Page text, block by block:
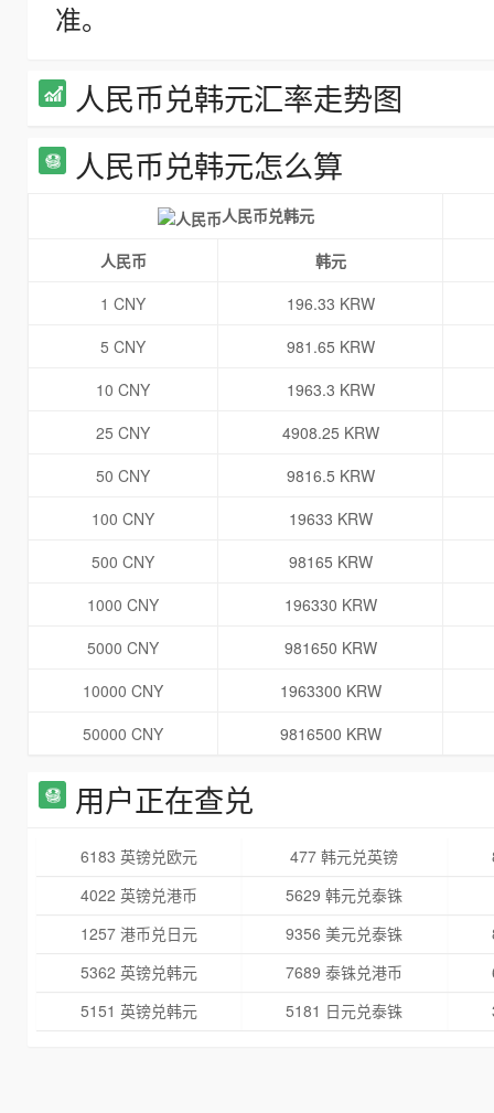
准。
人民币兑韩元汇率走势图
人民币兑韩元怎么算
人民币兑韩元
人民币
韩元
1 CNY
196.33 KRW
5 CNY
981.65 KRW
10 CNY
1963.3 KRW
25 CNY
4908.25 KRW
50 CNY
9816.5 KRW
100 CNY
19633 KRW
500 CNY
98165 KRW
1000 CNY
196330 KRW
5000 CNY
981650 KRW
10000 CNY
1963300 KRW
50000 CNY
9816500 KRW
用户正在查兑
6183 英镑兑欧元 477 韩元兑英镑
4022 英镑兑港币
5629 韩元兑泰铢
1257 港币兑日元
9356 美元兑泰铢
5362 英镑兑韩元
7689 泰铢兑港币
5151 英镑兑韩元
5181 日元兑泰铢